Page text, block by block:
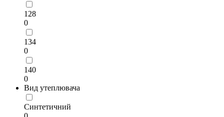
128
0
134
0
140
0
Вид утеплювача
Синтетичний